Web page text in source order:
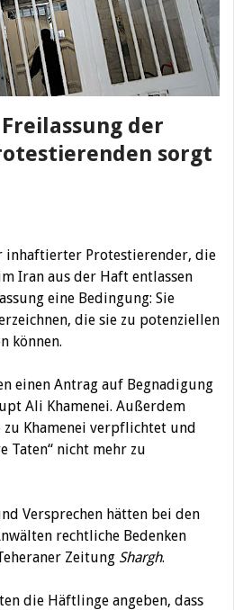
der
sorgt
inhaftierter Protestierender, die
Iran aus der Haft entlassen
eine Bedingung: Sie
die sie zu potenziellen
können.
einen Antrag auf Begnadigung
Ali Khamenei. Außerdem
zu Khamenei verpflichtet und
Taten“ nicht mehr zu
Versprechen hätten bei den
rechtliche Bedenken
Zeitung Shargh.
die Häftlinge angeben, dass